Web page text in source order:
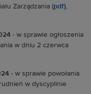
Zarządzania (pdf),
- w sprawie ogłoszenia
w dniu 2 czerwca
- w sprawie powołania
w dyscyplinie